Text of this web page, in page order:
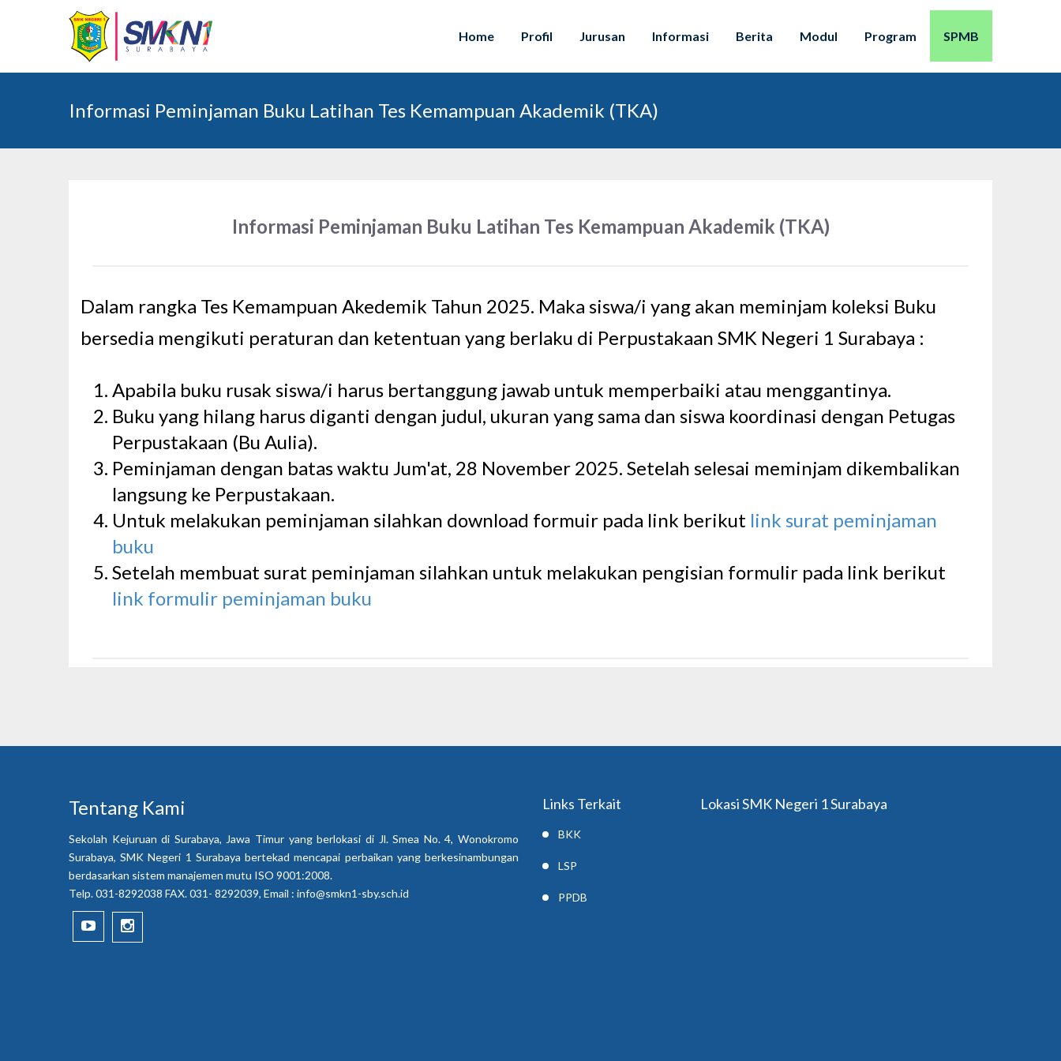
Home Profil Jurusan Informasi Berita Modul Program SPMB
Informasi Peminjaman Buku Latihan Tes Kemampuan Akademik (TKA)
Informasi Peminjaman Buku Latihan Tes Kemampuan Akademik (TKA)
Dalam rangka Tes Kemampuan Akedemik Tahun 2025. Maka siswa/i yang akan meminjam koleksi Buku
bersedia mengikuti peraturan dan ketentuan yang berlaku di Perpustakaan SMK Negeri 1 Surabaya :
Apabila buku rusak siswa/i harus bertanggung jawab untuk memperbaiki atau menggantinya.
Buku yang hilang harus diganti dengan judul, ukuran yang sama dan siswa koordinasi dengan Petugas
Perpustakaan (Bu Aulia).
Peminjaman dengan batas waktu Jum'at, 28 November 2025. Setelah selesai meminjam dikembalikan
langsung ke Perpustakaan.
Untuk melakukan peminjaman silahkan download formuir pada link berikut link surat peminjaman
buku
Setelah membuat surat peminjaman silahkan untuk melakukan pengisian formulir pada link berikut
link formulir peminjaman buku
Tentang Kami
Sekolah Kejuruan di Surabaya, Jawa Timur yang berlokasi di Jl. Smea No. 4, Wonokromo
Surabaya, SMK Negeri 1 Surabaya bertekad mencapai perbaikan yang berkesinambungan
berdasarkan sistem manajemen mutu ISO 9001:2008.
Telp. 031-8292038 FAX. 031- 8292039, Email : info@smkn1-sby.sch.id
Links Terkait
BKK
LSP
PPDB
Lokasi SMK Negeri 1 Surabaya